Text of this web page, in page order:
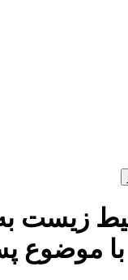
زیست
با موضوع